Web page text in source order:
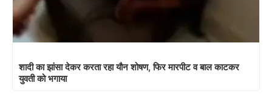
शादी का झांसा देकर करता रहा यौन शोषण, फिर मारपीट व बाल काटकर
युवती को भगाया